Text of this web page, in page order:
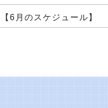
【6月のスケジュール】